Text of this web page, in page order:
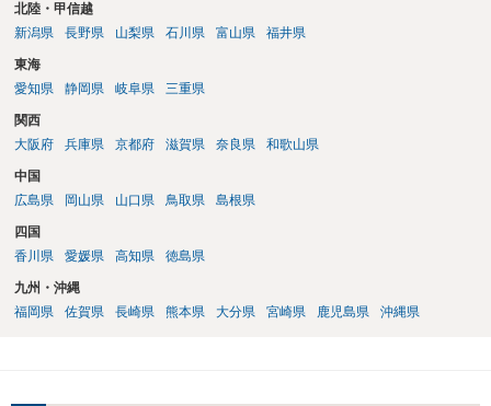
北陸・甲信越
新潟県
長野県 山梨県 石川県 富山県 福井県
東海
愛知県
静岡県 岐阜県 三重県
関西
大阪府
兵庫県 京都府 滋賀県 奈良県 和歌山県
中国
広島県
岡山県 山口県 鳥取県 島根県
四国
香川県
愛媛県 高知県 徳島県
九州・沖縄
福岡県
佐賀県 長崎県 熊本県 大分県 宮崎県 鹿児島県 沖縄県